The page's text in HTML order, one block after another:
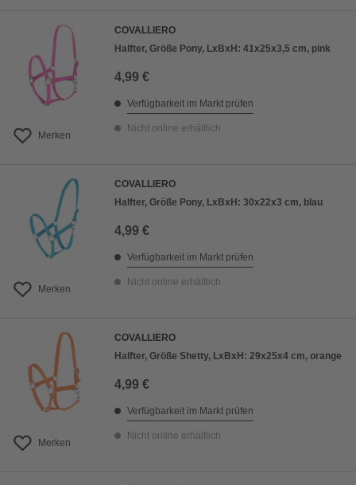
Merken
COVALLIERO
Halfter, Größe Pony, LxBxH: 41x25x3,5 cm, pink
4,99 €
Verfügbarkeit im Markt prüfen
Nicht online erhältlich
Merken
COVALLIERO
Halfter, Größe Pony, LxBxH: 30x22x3 cm, blau
4,99 €
Verfügbarkeit im Markt prüfen
Nicht online erhältlich
Merken
COVALLIERO
Halfter, Größe Shetty, LxBxH: 29x25x4 cm, orange
4,99 €
Verfügbarkeit im Markt prüfen
Nicht online erhältlich